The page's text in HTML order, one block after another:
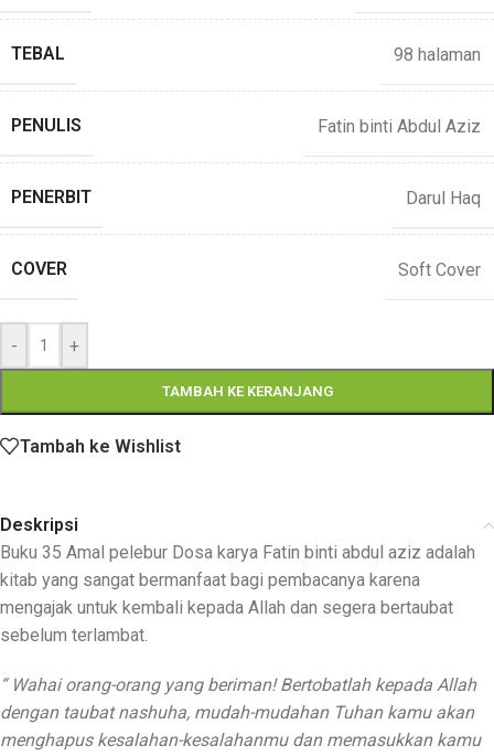
TEBAL 98 halaman
PENULIS Fatin binti Abdul Aziz
PENERBIT Darul Haq
COVER Soft Cover
- +
TAMBAH KE KERANJANG
Tambah ke Wishlist
Deskripsi
Buku 35 Amal pelebur Dosa karya Fatin binti abdul aziz adalah
kitab yang sangat bermanfaat bagi pembacanya karena
mengajak untuk kembali kepada Allah dan segera bertaubat
sebelum terlambat.
“ Wahai orang-orang yang beriman! Bertobatlah kepada Allah
dengan taubat nashuha, mudah-mudahan Tuhan kamu akan
menghapus kesalahan-kesalahanmu dan memasukkan kamu